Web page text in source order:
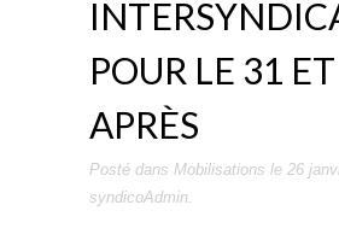
POUR LE 31 ET
APRÈS
Posté dans Mobilisations le 26
syndicoAdmin.